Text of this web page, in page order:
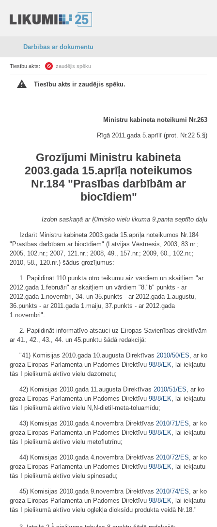
Darbības ar dokumentu
Tiesību akts: zaudējis spēku
Tiesību akts ir zaudējis spēku.
Ministru kabineta noteikumi Nr.263
Rīgā 2011.gada 5.aprīlī (prot. Nr.22 5.§)
Grozījumi Ministru kabineta
2003.gada 15.aprīļa noteikumos
Nr.184 "Prasības darbībām ar
biocīdiem"
Izdoti saskaņā ar Ķīmisko vielu likuma 9.panta septīto daļu
Izdarīt Ministru kabineta 2003.gada 15.aprīļa noteikumos Nr.184
"Prasības darbībām ar biocīdiem" (Latvijas Vēstnesis, 2003, 83.nr.;
2005, 102.nr.; 2007, 121.nr.; 2008, 49., 157.nr.; 2009, 60., 102.nr.;
2010, 58., 120.nr.) šādus grozījumus:
1. Papildināt 110.punkta otro teikumu aiz vārdiem un skaitļiem "ar
2012.gada 1.februāri" ar skaitļiem un vārdiem "8."b" punkts - ar
2012.gada 1.novembri, 34. un 35.punkts - ar 2012.gada 1.augustu,
36.punkts - ar 2011.gada 1.maiju, 37.punkts - ar 2012.gada
1.novembri".
2. Papildināt informatīvo atsauci uz Eiropas Savienības direktīvām
ar 41., 42., 43., 44. un 45.punktu šādā redakcijā:
"41) Komisijas 2010.gada 10.augusta Direktīvas 2010/50/ES, ar ko
groza Eiropas Parlamenta un Padomes Direktīvu 98/8/EK, lai iekļautu
tās I pielikumā aktīvo vielu dazometu;
42) Komisijas 2010.gada 11.augusta Direktīvas 2010/51/ES, ar ko
groza Eiropas Parlamenta un Padomes Direktīvu 98/8/EK, lai iekļautu
tās I pielikumā aktīvo vielu N,N-dietil-meta-toluamīdu;
43) Komisijas 2010.gada 4.novembra Direktīvas 2010/71/ES, ar ko
groza Eiropas Parlamenta un Padomes Direktīvu 98/8/EK, lai iekļautu
tās I pielikumā aktīvo vielu metoflutrīnu;
44) Komisijas 2010.gada 4.novembra Direktīvas 2010/72/ES, ar ko
groza Eiropas Parlamenta un Padomes Direktīvu 98/8/EK, lai iekļautu
tās I pielikumā aktīvo vielu spinosadu;
45) Komisijas 2010.gada 9.novembra Direktīvas 2010/74/ES, ar ko
groza Eiropas Parlamenta un Padomes Direktīvu 98/8/EK, lai iekļautu
tās I pielikumā aktīvo vielu oglekļa dioksīdu produkta veidā Nr.18."
1